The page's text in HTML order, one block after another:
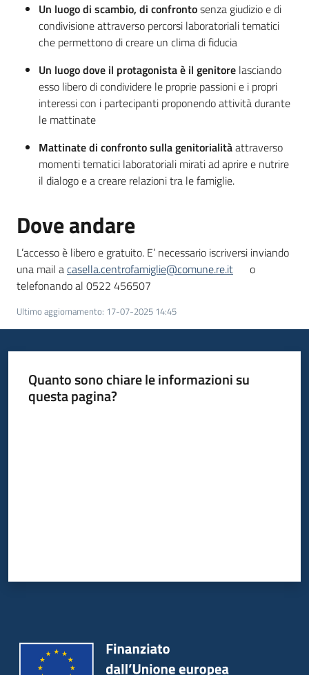
Un luogo di scambio, di confrontosenza giudizio e di
condivisione attraverso percorsi laboratoriali tematici
che permettono di creare un clima di fiducia
Un luogo dove il protagonista è il genitore lasciando
esso libero di condividere le proprie passioni e i propri
interessi con i partecipanti proponendo attività durante
le mattinate
Mattinate di confronto sulla genitorialitàattraverso
momenti tematici laboratoriali mirati ad aprire e nutrire
il dialogo e a creare relazioni tra le famiglie.
Dove andare
L’accesso è libero e gratuito. E’ necessario iscriversi inviando
una mail acasella.centrofamiglie@comune.re.it
o
telefonando al 0522 456507
Ultimo aggiornamento: 17-07-2025 14:45
Quanto sono chiare le informazioni su
questa pagina?